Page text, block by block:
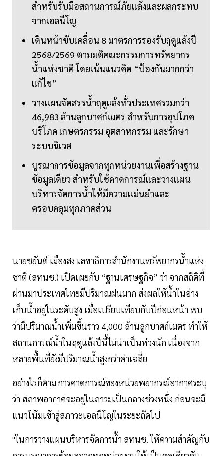
สำหรับรับมือสถานการณ์ภัยแล้งและผลกระทบ
จากเอลนีโญ
เดินหน้าขับเคลื่อน 8 มาตรการรองรับฤดูแล้งปี
2568/2569 ตามมติคณะกรรมการทรัพยากร
น้ำแห่งชาติ โดยเน้นแนวคิด “ป้องกันมากกว่า
แก้ไข”
วางแผนจัดสรรน้ำฤดูแล้งทั่วประเทศรวมกว่า
46,983 ล้านลูกบาศก์เมตร สำหรับการอุปโภค
บริโภค เกษตรกรรม อุตสาหกรรม และรักษา
ระบบนิเวศ
บูรณาการข้อมูลจากทุกหน่วยงานเพื่อสร้างฐาน
ข้อมูลเดียว สำหรับใช้คาดการณ์และวางแผน
บริหารจัดการน้ำให้มีความแม่นยำและ
ครอบคลุมทุกภาคส่วน
นายชยันต์ เมืองสง เลขาธิการสำนักงานทรัพยากรน้ำแห่ง
ชาติ (สทนช.) เปิดเผยกับ “ฐานเศรษฐกิจ” ว่า จากสถิติที่
ผ่านมาประเทศไทยมีปริมาณฝนมาก ส่งผลให้น้ำในอ่าง
เก็บน้ำอยู่ในระดับสูง เมื่อเปรียบเทียบกับปีก่อนหน้า พบ
ว่ามีปริมาณน้ำเพิ่มขึ้นราว 4,000 ล้านลูกบาศก์เมตร ทำให้
สถานการณ์น้ำในฤดูแล้งปีนี้ไม่น่าเป็นห่วงนัก เนื่องจาก
หลายพื้นที่ยังมีปริมาณน้ำสูงกว่าค่าเฉลี่ย
อย่างไรก็ตาม การคาดการณ์ของหน่วยพยากรณ์อากาศระบุ
ว่า สภาพอากาศจะอยู่ในภาวะเป็นกลางช่วงหนึ่ง ก่อนจะมี
แนวโน้มเข้าสู่สภาวะเอลนีโญในระยะถัดไป
"ในการวางแผนบริหารจัดการน้ำ สทนช. ให้ความสำคัญกับ